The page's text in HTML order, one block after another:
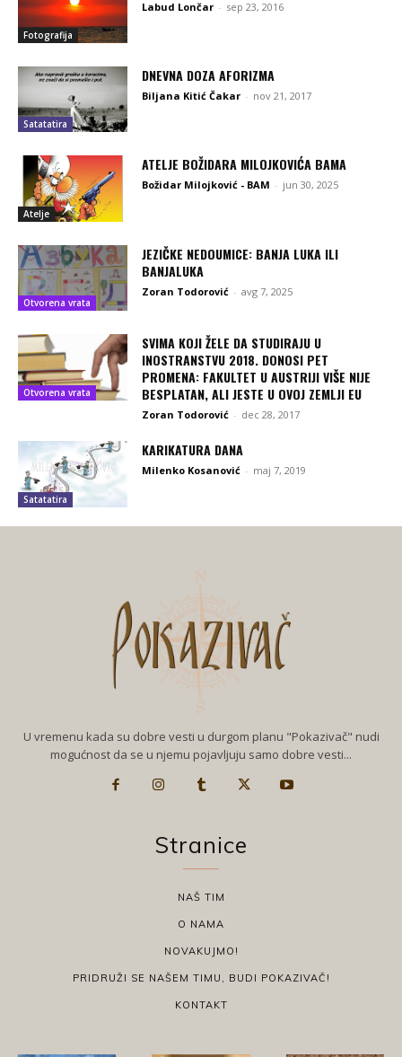
Fotografija
Labud Lončar - sep 23, 2016
Satatatira
DNEVNA DOZA AFORIZMA
Biljana Kitić Čakar - nov 21, 2017
Atelje
ATELJE BOŽIDARA MILOJKOVIĆA BAMA
Božidar Milojković - BAM - jun 30, 2025
Otvorena vrata
JEZIČKE NEDOUMICE: BANJA LUKA ILI
BANJALUKA
Zoran Todorović - avg 7, 2025
Otvorena vrata
SVIMA KOJI ŽELE DA STUDIRAJU U
INOSTRANSTVU 2018. DONOSI PET
PROMENA: FAKULTET U AUSTRIJI VIŠE NIJE
BESPLATAN, ALI JESTE U OVOJ ZEMLJI EU
Zoran Todorović - dec 28, 2017
Satatatira
KARIKATURA DANA
Milenko Kosanović - maj 7, 2019
U vremenu kada su dobre vesti u durgom planu "Pokazivač" nudi
mogućnost da se u njemu pojavljuju samo dobre vesti...
Stranice
NAŠ TIM
O NAMA
NOVAKUJMO!
PRIDRUŽI SE NAŠEM TIMU, BUDI POKAZIVAČ!
KONTAKT